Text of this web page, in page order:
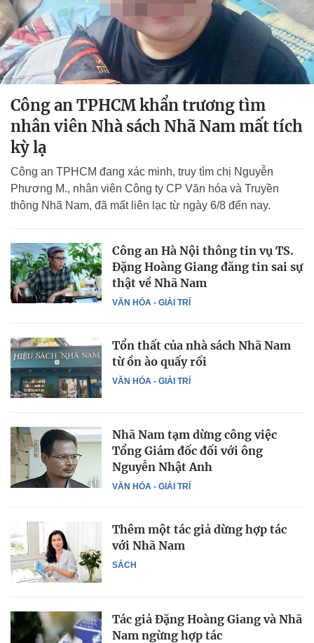
Công an TPHCM khẩn trương tìm
nhân viên Nhà sách Nhã Nam mất tích
kỳ lạ
Công an TPHCM đang xác minh, truy tìm chị Nguyễn
Phương M., nhân viên Công ty CP Văn hóa và Truyền
thông Nhã Nam, đã mất liên lạc từ ngày 6/8 đến nay.
VĂN HÓA - GIẢI TRÍ
Công an Hà Nội thông tin vụ TS.
Đặng Hoàng Giang đăng tin sai sự
thật về Nhã Nam
VĂN HÓA - GIẢI TRÍ
Tổn thất của nhà sách Nhã Nam
từ ồn ào quấy rối
VĂN HÓA - GIẢI TRÍ
Nhã Nam tạm dừng công việc
Tổng Giám đốc đối với ông
Nguyễn Nhật Anh
SÁCH
Thêm một tác giả dừng hợp tác
với Nhã Nam
Tác giả Đặng Hoàng Giang và Nhã
Nam ngừng hợp tác